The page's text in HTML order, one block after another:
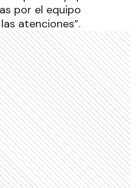
por el equipo
atenciones”.